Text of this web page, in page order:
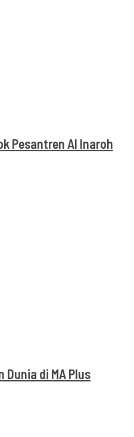
Pesantren Al Inaroh
Dunia di MA Plus